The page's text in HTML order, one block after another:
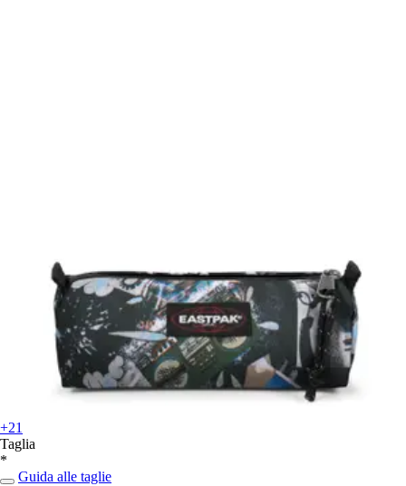
+21
Taglia
*
Guida alle taglie